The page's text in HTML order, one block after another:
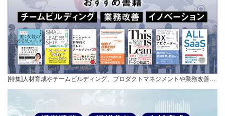
[特集]人材育成やチームビルディング、プロダクトマネジメントや業務改善…